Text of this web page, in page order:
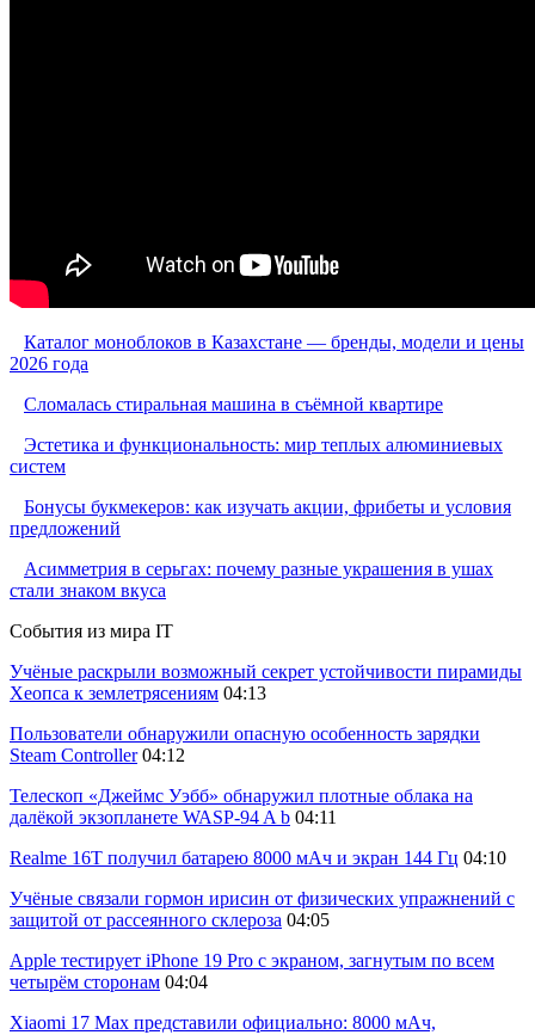
Каталог моноблоков в Казахстане — бренды, модели и цены
2026 года
Сломалась стиральная машина в съёмной квартире
Эстетика и функциональность: мир теплых алюминиевых
систем
Бонусы букмекеров: как изучать акции, фрибеты и условия
предложений
Асимметрия в серьгах: почему разные украшения в ушах
стали знаком вкуса
События из мира IT
Учёные раскрыли возможный секрет устойчивости пирамиды
Хеопса к землетрясениям 04:13
Пользователи обнаружили опасную особенность зарядки
Steam Controller 04:12
Телескоп «Джеймс Уэбб» обнаружил плотные облака на
далёкой экзопланете WASP-94 A b 04:11
Realme 16T получил батарею 8000 мАч и экран 144 Гц 04:10
Учёные связали гормон ирисин от физических упражнений с
защитой от рассеянного склероза 04:05
Apple тестирует iPhone 19 Pro с экраном, загнутым по всем
четырём сторонам 04:04
Xiaomi 17 Max представили официально: 8000 мАч,